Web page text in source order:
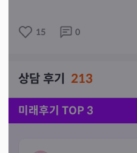
     좋은은공수가 나올수도 있고 안좋은 공수가 나올수.
     도 있습니다. 이점 고려하셔서 상담 신청해주세요!!
15 0
상담 후기 213
미래후기 TOP 3